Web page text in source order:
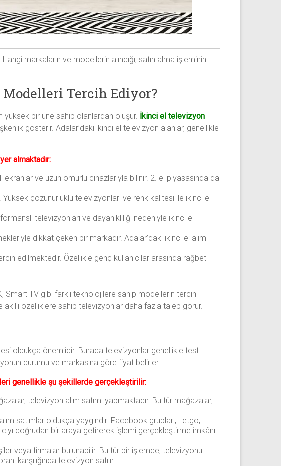
markaların ve modellerin alındığı, satın alma işleminin
Tercih Ediyor?
yüksek bir üne sahip olanlardan oluşur. İkinci el televizyon
gösterir. Adalar’daki ikinci el televizyon alanlar, genellikle
almaktadır:
ve uzun ömürlü cihazlarıyla bilinir. 2. el piyasasında da
çözünürlüklü televizyonları ve renk kalitesi ile ikinci el
televizyonları ve dayanıklılığı nedeniyle ikinci el
dikkat çeken bir markadır. Adalar’daki ikinci el alım
edilmektedir. Özellikle genç kullanıcılar arasında rağbet
Smart TV gibi farklı teknolojilere sahip modellerin tercih
akıllı özelliklere sahip televizyonlar daha fazla talep görür.
oldukça önemlidir. Burada televizyonlar genellikle test
durumu ve markasına göre fiyat belirler.
genellikle şu şekillerde gerçekleştirilir:
televizyon alım satımı yapmaktadır. Bu tür mağazalar,
satımlar oldukça yaygındır. Facebook grupları, Letgo,
doğrudan bir araya getirerek işlemi gerçekleştirme imkânı
veya firmalar bulunabilir. Bu tür bir işlemde, televizyonu
karşılığında televizyon satılır.